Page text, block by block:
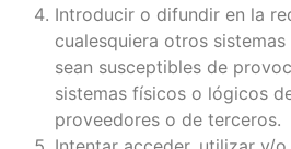
Introducir o difundir en la
cualesquiera otros
sean susceptibles de
sistemas físicos o lógicos
proveedores o de terceros.